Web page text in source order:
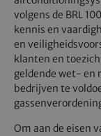
volgens de BRL
kennis en
en
klanten en
geldende wet- en
bedrijven te
Om aan de eisen